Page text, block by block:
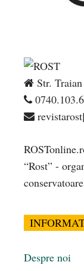
Str.
“Rost” -
Despre noi